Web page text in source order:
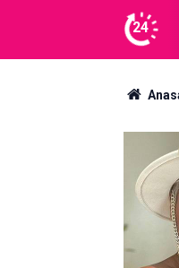
24
BABAYA ZİNA